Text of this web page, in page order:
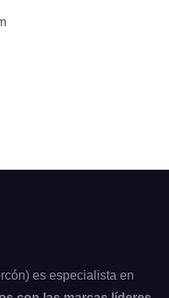
es especialista en